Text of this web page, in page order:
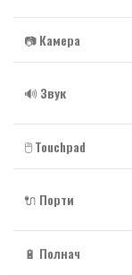
📷Камера
🔊 Звук
🖱️Touchpad
🔌 Порти
🔋 Полнач